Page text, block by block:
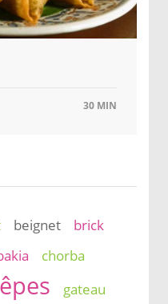
30 MIN
beignet brick
chorba
gateau